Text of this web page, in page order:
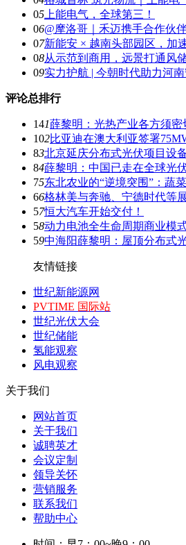
05 上能电气，全球第三！
06@摩洛哥｜禾迈携手合作伙
07新能安 × 越南头部园区，加
08从示范到商用，远景打通风
09实力护航 | 今朝时代助力河
评论总排行
141薛黎明：光热产业各方须密
102比亚迪在澳大利亚签署
83北京延庆分布式光伏项目设
84薛黎明：中国已走在全球光
75东北农业的“逆境突围”：蔬
66格林美与奔驰、宁德时代等
57恒大汽车开始交付！
58动力电池全生命周期商业模
59中海阳薛黎明：屋顶分布式
友情链接
世纪新能源网
PVTIME 国际站
世纪光伏大会
世纪储能
氢能观察
风电观察
关于我们
网站首页
关于我们
诚聘英才
会议定制
领导关怀
营销服务
联系我们
帮助中心